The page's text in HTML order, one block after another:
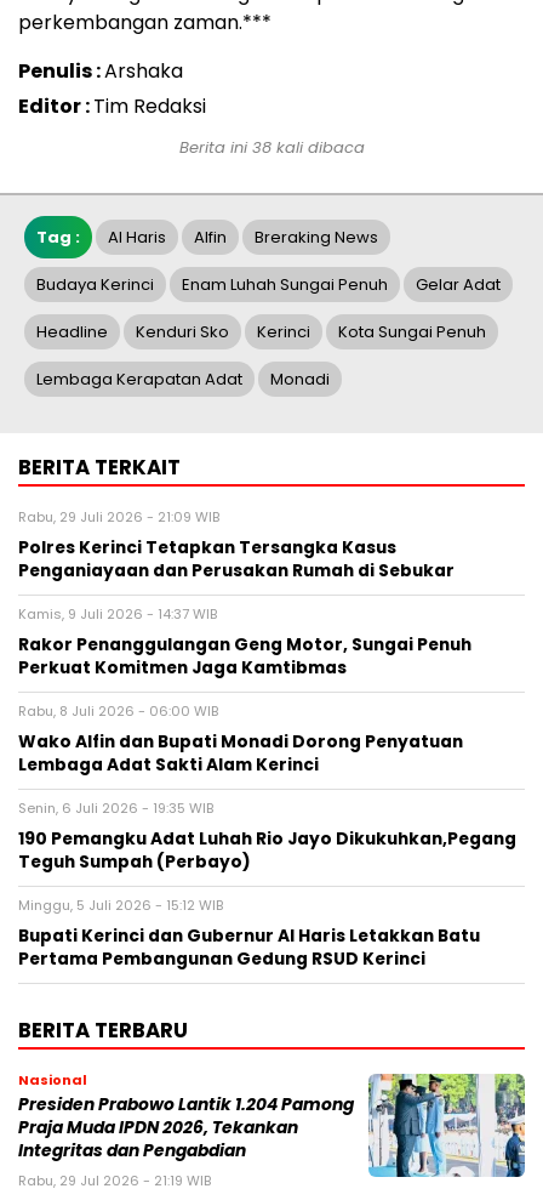
perkembangan zaman.***
Penulis :Arshaka
Editor :Tim Redaksi
Berita ini 38 kali dibaca
Tag : Al Haris Alfin Breraking News
Budaya Kerinci Enam Luhah Sungai Penuh Gelar Adat
Headline Kenduri Sko Kerinci Kota Sungai Penuh
Lembaga Kerapatan Adat Monadi
BERITA TERKAIT
Rabu, 29 Juli 2026 - 21:09 WIB
Polres Kerinci Tetapkan Tersangka Kasus
Penganiayaan dan Perusakan Rumah di Sebukar
Kamis, 9 Juli 2026 - 14:37 WIB
Rakor Penanggulangan Geng Motor, Sungai Penuh
Perkuat Komitmen Jaga Kamtibmas
Rabu, 8 Juli 2026 - 06:00 WIB
Wako Alfin dan Bupati Monadi Dorong Penyatuan
Lembaga Adat Sakti Alam Kerinci
Senin, 6 Juli 2026 - 19:35 WIB
190 Pemangku Adat Luhah Rio Jayo Dikukuhkan,Pegang
Teguh Sumpah (Perbayo)
Minggu, 5 Juli 2026 - 15:12 WIB
Bupati Kerinci dan Gubernur Al Haris Letakkan Batu
Pertama Pembangunan Gedung RSUD Kerinci
BERITA TERBARU
Nasional
Presiden Prabowo Lantik 1.204 Pamong
Praja Muda IPDN 2026, Tekankan
Integritas dan Pengabdian
Rabu, 29 Jul 2026 - 21:19 WIB